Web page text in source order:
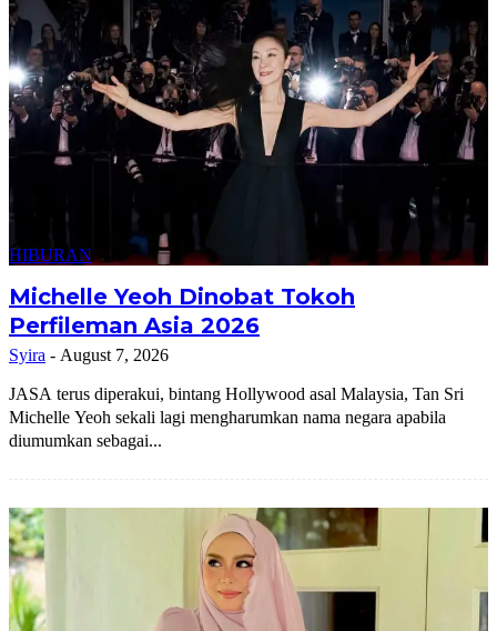
HIBURAN
Michelle Yeoh Dinobat Tokoh
Perfileman Asia 2026
Syira - August 7, 2026
JASA terus diperakui, bintang Hollywood asal Malaysia, Tan Sri
Michelle Yeoh sekali lagi mengharumkan nama negara apabila
diumumkan sebagai...